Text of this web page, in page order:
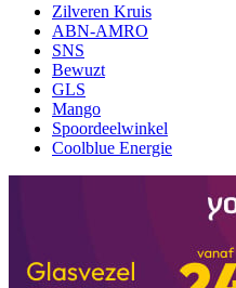
Zilveren Kruis
ABN-AMRO
SNS
Bewuzt
GLS
Mango
Spoordeelwinkel
Coolblue Energie